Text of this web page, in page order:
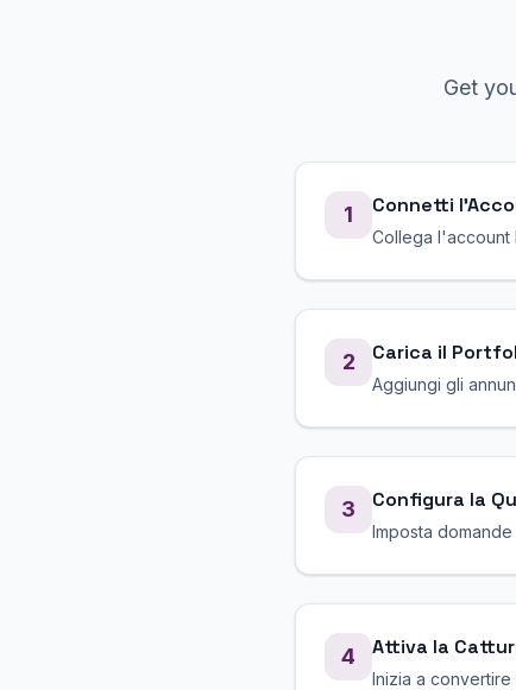
Get
1 Connetti
Collega l'account
2 Carica il
Aggiungi gli
3 Configura la
Imposta
4 Attiva la
Inizia a convertire